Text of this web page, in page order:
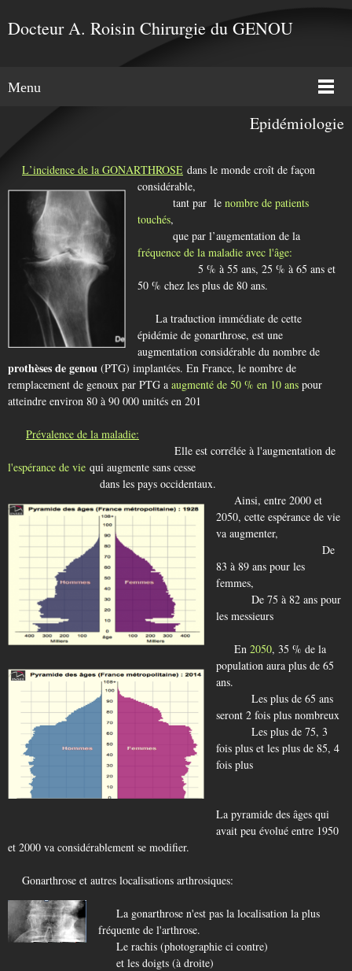
Docteur A. Roisin Chirurgie du GENOU
Menu
Epidémiologie
L’incidence de la GONARTHROSE dans le monde croît de façon
considérable,
tant par le nombre de patients
touchés,
que par l’augmentation de la
fréquence de la maladie avec l'âge:
5 % à 55 ans, 25 % à 65 ans et
50 % chez les plus de 80 ans.
La traduction immédiate de cette
épidémie de gonarthrose, est une
augmentation considérable du nombre de
prothèses de genou (PTG) implantées. En France, le nombre de
remplacement de genoux par PTG a augmenté de 50 % en 10 ans pour
atteindre environ 80 à 90 000 unités en 201
Prévalence de la maladie:
Elle est corrélée à l'augmentation de
l'espérance de vie qui augmente sans cesse
dans les pays occidentaux.
Ainsi, entre 2000 et
2050, cette espérance de vie
va augmenter,
De
83 à 89 ans pour les
femmes,
De 75 à 82 ans pour
les messieurs
En 2050, 35 % de la
population aura plus de 65
ans.
Les plus de 65 ans
seront 2 fois plus nombreux
Les plus de 75, 3
fois plus et les plus de 85, 4
fois plus
La pyramide des âges qui
avait peu évolué entre 1950
et 2000 va considérablement se modifier.
Gonarthrose et autres localisations arthrosiques:
La gonarthrose n'est pas la localisation la plus
fréquente de l'arthrose.
Le rachis (photographie ci contre)
et les doigts (à droite)